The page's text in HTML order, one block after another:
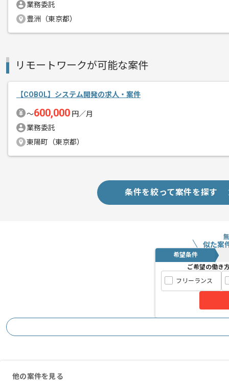
業務委託
豊洲（東京都）
リモートワークが可能な案件
【COBOL】システム開発の求人・案件
〜600,000 円／月
業務委託
東陽町（東京都）
条件を絞って案件を探す
似た案
希望条件
ご希望の働き
フリーランス
他の案件を見る